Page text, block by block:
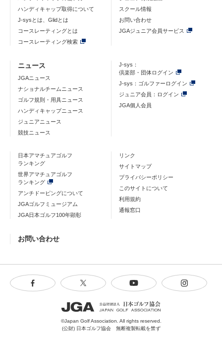
ハンディキャップ取得について
J-sysとは、Glidとは
コースレーティングとは
コースレーティング検索
スクール情報
お問い合わせ
JGAジュニア会員サービス
ニュース
JGAニュース
ナショナルチームニュース
ゴルフ規則・用具ニュース
ハンディキャップニュース
ジュニアニュース
競技ニュース
J-sys：
倶楽部・団体ログイン
J-sys：ゴルファーログイン
ジュニア会員：ログイン
JGA個人会員
日本アマチュアゴルフ
ランキング
世界アマチュアゴルフ
ランキング
アンチドーピングについて
JGAゴルフミュージアム
JGA日本ゴルフ100年顕彰
リンク
サイトマップ
プライバシーポリシー
このサイトについて
利用規約
通報窓口
お問い合わせ
©Japan Golf Association. All rights reserved.
(公財) 日本ゴルフ協会 無断複製転載を禁ず